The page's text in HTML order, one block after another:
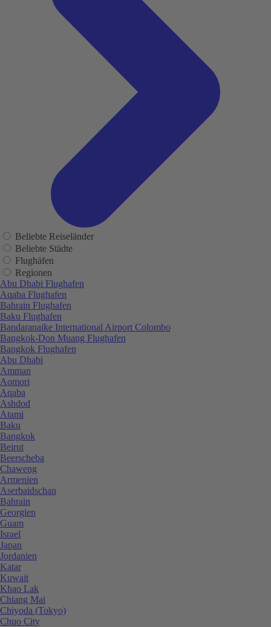
Beliebte Reiseländer
Beliebte Städte
Flughäfen
Regionen
Abu Dhabi Flughafen
Aqaba Flughafen
Bahrain Flughafen
Baku Flughafen
Bandaranaike International Airport Colombo
Bangkok-Don Muang Flughafen
Bangkok Flughafen
Abu Dhabi
Amman
Aomori
Aqaba
Ashdod
Atami
Baku
Bangkok
Beirut
Beerscheba
Chaweng
Armenien
Aserbaidschan
Bahrain
Georgien
Guam
Israel
Japan
Jordanien
Katar
Kuwait
Khao Lak
Chiang Mai
Chiyoda (Tokyo)
Chuo City